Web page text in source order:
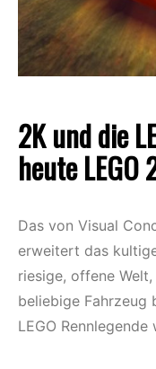
2K und die
heute LEGO
Das von Visual
erweitert das
riesige, offene
beliebige Fahrzeug
LEGO